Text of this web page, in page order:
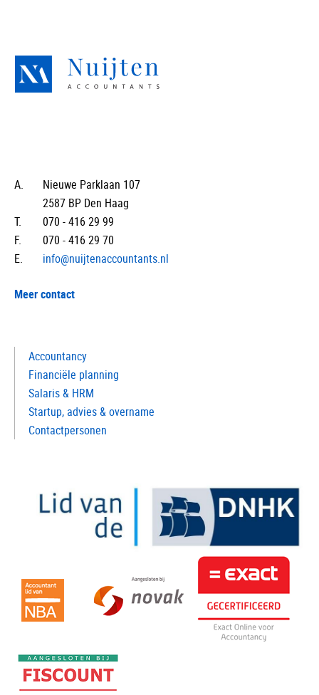
A.
Nieuwe Parklaan 107
2587 BP Den Haag
T.
070 - 416 29 99
F.
070 - 416 29 70
E.
info@nuijtenaccountants.nl
Meer contact
Accountancy
Financiële planning
Salaris & HRM
Startup, advies & overname
Contactpersonen